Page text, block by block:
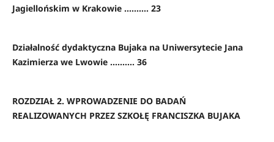
Jagiellońskim w Krakowie .......... 23
Działalność dydaktyczna Bujaka na Uniwersytecie Jana
Kazimierza we Lwowie .......... 36
ROZDZIAŁ 2. WPROWADZENIE DO BADAŃ
REALIZOWANYCH PRZEZ SZKOŁĘ FRANCISZKA BUJAKA